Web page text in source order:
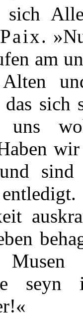
.
am
sich
uns
sind
seyn